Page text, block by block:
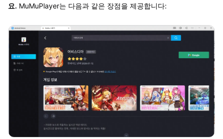
요. MuMuPlayer는 다음과 같은 장점을 제공합니다: